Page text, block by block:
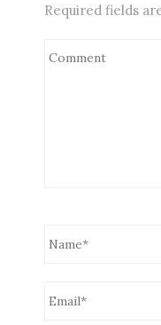
Required fields